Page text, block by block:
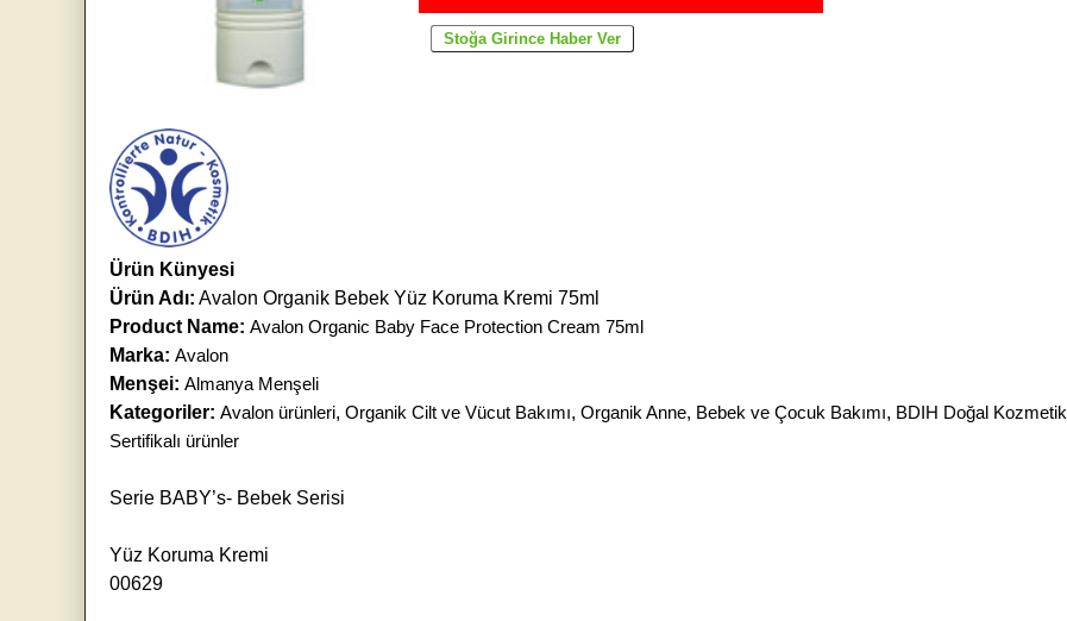
Ürün Künyesi
Ürün Adı: Avalon Organik Bebek Yüz Koruma Kremi 75ml
Product Name: Avalon Organic Baby Face Protection Cream 75ml
Marka: Avalon
Menşei: Almanya Menşeli
Kategoriler: Avalon ürünleri, Organik Cilt ve Vücut Bakımı, Organik Anne, Bebek ve Çocuk Bakımı, BDIH Doğal Kozmetik
Sertifikalı ürünler
Serie BABY’s- Bebek Serisi
Yüz Koruma Kremi
00629